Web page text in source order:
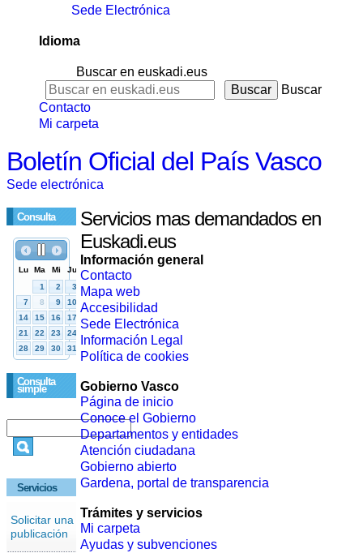
Sede Electrónica
Idioma
Buscar en euskadi.eus
Buscar
Contacto
Mi carpeta
Boletín Oficial del País Vasco
Sede electrónica
Consulta
Consulta
simple
Servicios
Solicitar una
publicación
Servicios mas demandados en
Euskadi.eus
Información general
Contacto
Mapa web
Accesibilidad
Sede Electrónica
Información Legal
Política de cookies
Gobierno Vasco
Página de inicio
Conoce el Gobierno
Departamentos y entidades
Atención ciudadana
Gobierno abierto
Gardena, portal de transparencia
Trámites y servicios
Mi carpeta
Ayudas y subvenciones